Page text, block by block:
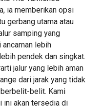
ia memberikan opsi
gerbang utama atau
samping yang
lebih
pendek dan singkat.
jalur yang lebih aman
dari jarak yang tidak
belit. Kami
ini akan tersedia di